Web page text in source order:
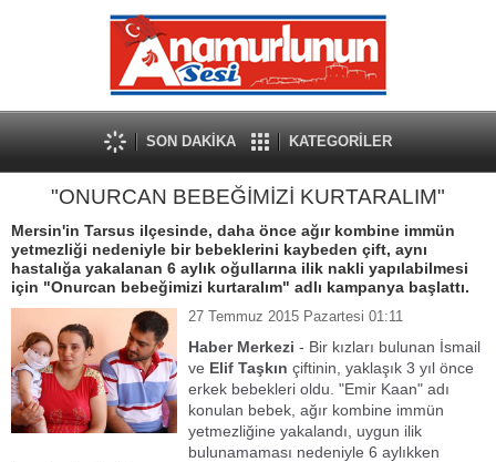
SON DAKİKA KATEGORİLER
"ONURCAN BEBEĞİMİZİ KURTARALIM"
Mersin'in Tarsus ilçesinde, daha önce ağır kombine immün
yetmezliği nedeniyle bir bebeklerini kaybeden çift, aynı
hastalığa yakalanan 6 aylık oğullarına ilik nakli yapılabilmesi
için "Onurcan bebeğimizi kurtaralım" adlı kampanya başlattı.
27 Temmuz 2015 Pazartesi 01:11
Haber Merkezi - Bir kızları bulunan İsmail
ve Elif Taşkın çiftinin, yaklaşık 3 yıl önce
erkek bebekleri oldu. "Emir Kaan" adı
konulan bebek, ağır kombine immün
yetmezliğine yakalandı, uygun ilik
bulunamaması nedeniyle 6 aylıkken